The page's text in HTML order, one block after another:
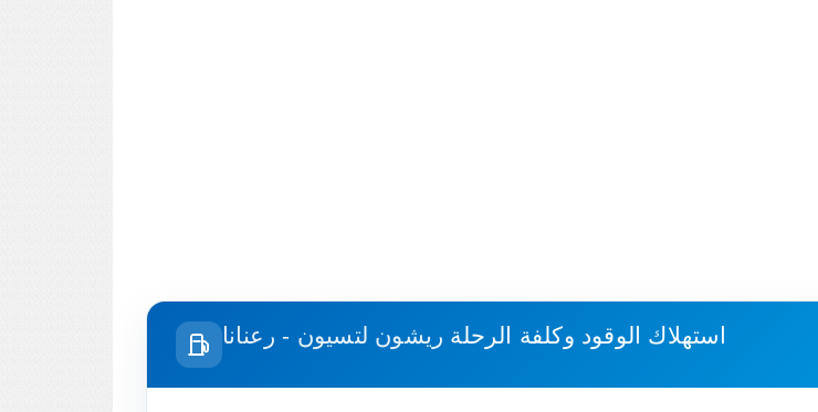
استهلاك الوقود وكلفة الرحلة ريشون لتسيون - رعنانا